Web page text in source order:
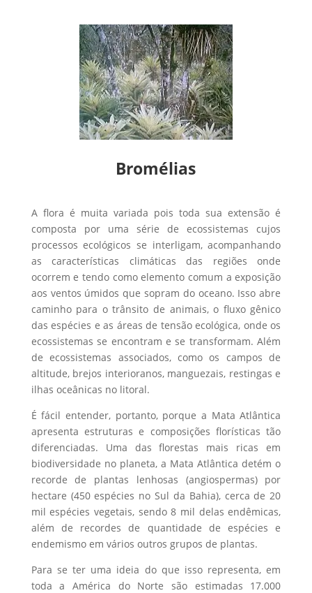
Bromélias
A flora é muita variada pois toda sua extensão é
composta por uma série de ecossistemas cujos
processos ecológicos se interligam, acompanhando
as características climáticas das regiões onde
ocorrem e tendo como elemento comum a exposição
aos ventos úmidos que sopram do oceano. Isso abre
caminho para o trânsito de animais, o fluxo gênico
das espécies e as áreas de tensão ecológica, onde os
ecossistemas se encontram e se transformam. Além
de ecossistemas associados, como os campos de
altitude, brejos interioranos, manguezais, restingas e
ilhas oceânicas no litoral.
É fácil entender, portanto, porque a Mata Atlântica
apresenta estruturas e composições florísticas tão
diferenciadas. Uma das florestas mais ricas em
biodiversidade no planeta, a Mata Atlântica detém o
recorde de plantas lenhosas (angiospermas) por
hectare (450 espécies no Sul da Bahia), cerca de 20
mil espécies vegetais, sendo 8 mil delas endêmicas,
além de recordes de quantidade de espécies e
endemismo em vários outros grupos de plantas.
Para se ter uma ideia do que isso representa, em
toda a América do Norte são estimadas 17.000